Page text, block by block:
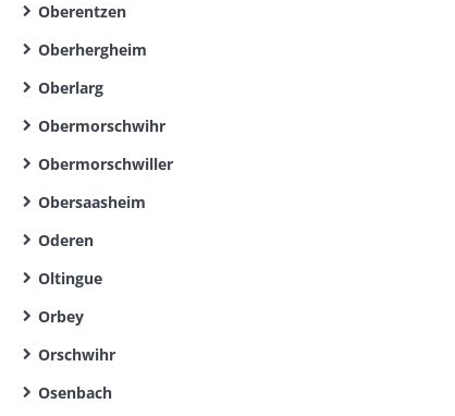
Oberentzen
Oberhergheim
Oberlarg
Obermorschwihr
Obermorschwiller
Obersaasheim
Oderen
Oltingue
Orbey
Orschwihr
Osenbach